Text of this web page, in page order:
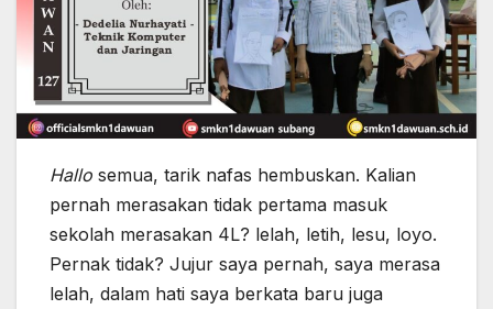
Hallo semua, tarik nafas hembuskan. Kalian
pernah merasakan tidak pertama masuk
sekolah merasakan 4L? lelah, letih, lesu, loyo.
Pernak tidak? Jujur saya pernah, saya merasa
lelah, dalam hati saya berkata baru juga